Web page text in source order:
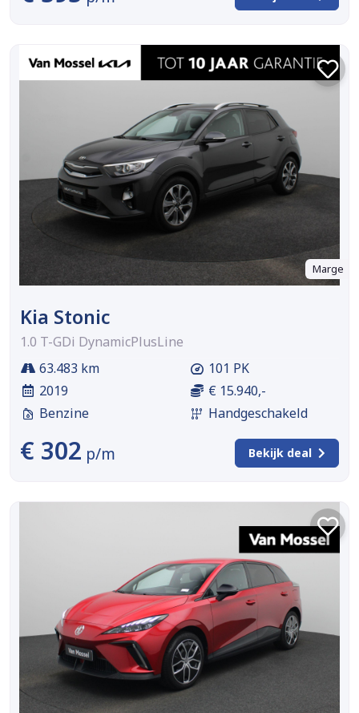
Marge
Kia Stonic
1.0 T-GDi DynamicPlusLine
63.483 km
2019
Benzine
101 PK
€ 15.940,-
Handgeschakeld
€ 302 p/m Bekijk deal